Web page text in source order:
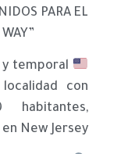
PARA EL
y temporal
con
habitantes,
New Jersey